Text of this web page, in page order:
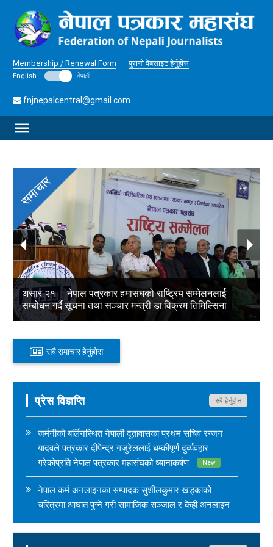
Membership / Renewal Form पुरानो वेबसाइट हेर्नुहोस
English नेपाली
fnjnepalcentral@gmail.com
समाचार
असार २१ । नेपाल पत्रकार हमासंघको राष्ट्रिय सम्मेलनलाई सम्बोधन गर्दै सूचना तथा सञ्चार मन्त्री
असार २१ । नेपाल पत्रकार हमासंघको राष्ट्रिय सम्मेलनलाई
सम्बोधन गर्दै सूचना तथा सञ्चार मन्त्री डा.विक्रम तिमिल्सिना ।
सबै समाचार हेर्नुहोस
प्रेस विज्ञप्ति सबै हेर्नुहोस
जर्मनीको बर्लिनस्थित नेपाली दूतावासका प्रथम सचिव रन्जन
यादवले पत्रकार दीपेन्द्र गजुरेललाई धम्कीपूर्ण दुर्व्यवहार
गरेकोप्रति नेपाल पत्रकार महासंघको ध्यानाकर्षण
New
नेपाल कर्म अनलाइनका सम्पादक सुशीलकुमार खड्काको
चरित्रमा आघात पुग्ने गरी सामाजिक सञ्जाल र केही अनलाइन
नेपाल पत्रकार महासंघको ध्यानाकर्षण
New